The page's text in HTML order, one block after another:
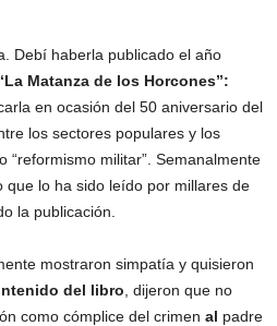
Debí haberla publicado el año
Matanza de los Horcones”:
en ocasión del 50 aniversario del
los sectores populares y los
militar”. Semanalmente
lo ha sido leído por millares de
la publicación.
mostraron simpatía y quisieron
del libro , dijeron que no
como cómplice del crimen al padre